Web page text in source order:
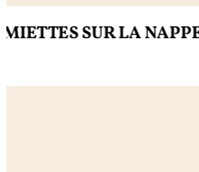
LA NAPPE